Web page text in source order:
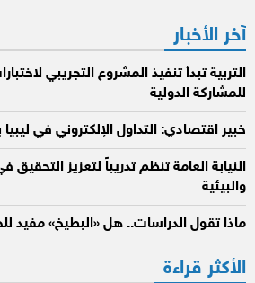
آخر الأخبار
للمشاركة الدولية
خبير اقتصادي: التداول الإلكتروني في ليبيا بلغ 500 مليار
النيابة العامة تنظم تدريباً لتعزيز التحقيق
والبيئية
ماذا تقول الدراسات.. هل «البطيخ» مفيد
الأكثر قراءة